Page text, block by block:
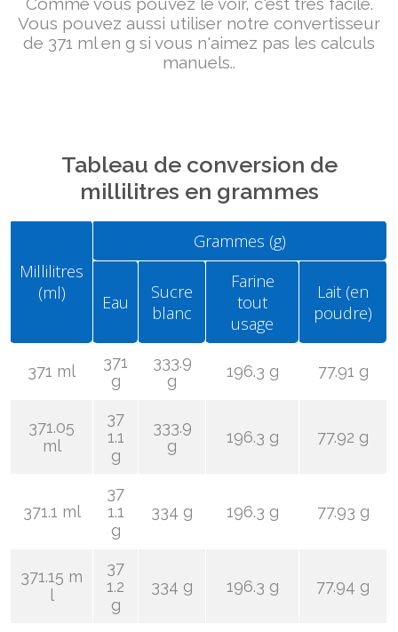
Vous pouvez aussi utiliser notre convertisseur
de 371 ml en g si vous n'aimez pas les calculs
manuels..
Tableau de conversion de
millilitres en grammes
Millilitres
(ml)
Grammes (g)
Eau
Sucre
blanc
Farine
tout
usage
Lait (en
poudre)
371 ml
371
g
333.9
g
196.3 g 77.91 g
371.05
ml
37
1.1
g
333.9
g
196.3 g 77.92 g
371.1 ml
37
1.1
g
334 g 196.3 g 77.93 g
371.15 m
l
37
1.2
g
334 g 196.3 g 77.94 g